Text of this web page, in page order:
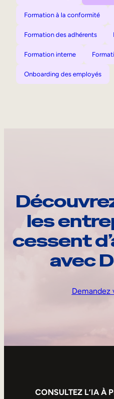
Formation à la conformité
Formation des adhérents
Formation interne
Onboarding des employés
les
cessent
avec
Demandez
CONSULTEZ L’IA À